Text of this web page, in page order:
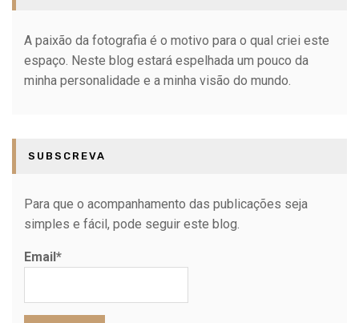
A paixão da fotografia é o motivo para o qual criei este
espaço. Neste blog estará espelhada um pouco da
minha personalidade e a minha visão do mundo.
SUBSCREVA
Para que o acompanhamento das publicações seja
simples e fácil, pode seguir este blog.
Email*